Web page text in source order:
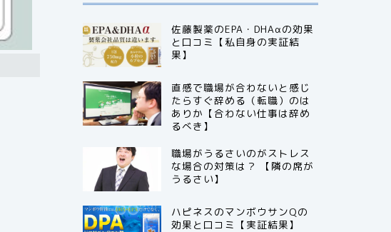
佐藤製薬のEPA・DHAαの効果
と口コミ【私自身の実証結
果】
直感で職場が合わないと感じ
たらすぐ辞める（転職）のは
ありか【合わない仕事は辞め
るべき】
職場がうるさいのがストレス
な場合の対策は？ 【隣の席が
うるさい】
ハピネスのマンボウサンQの
効果と口コミ【実証結果】